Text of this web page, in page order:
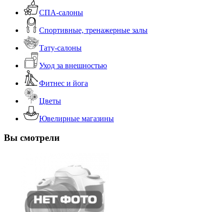
СПА-салоны
Спортивные, тренажерные залы
Тату-салоны
Уход за внешностью
Фитнес и йога
Цветы
Ювелирные магазины
Вы смотрели